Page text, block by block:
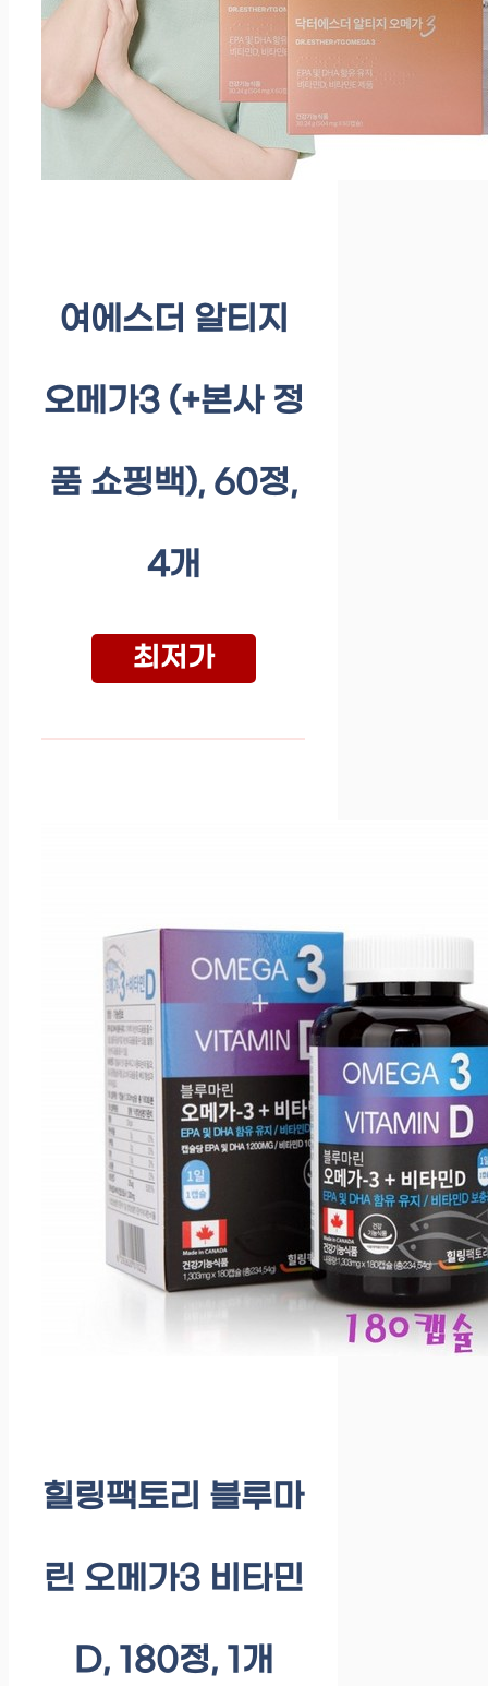
여에스더 알티지
오메가3 (+본사 정
품 쇼핑백), 60정,
4개
최저가
힐링팩토리 블루마
린 오메가3 비타민
D, 180정, 1개